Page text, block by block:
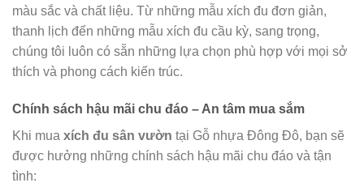
màu sắc và chất liệu. Từ những mẫu xích đu đơn giản,
thanh lịch đến những mẫu xích đu cầu kỳ, sang trọng,
chúng tôi luôn có sẵn những lựa chọn phù hợp với mọi sở
thích và phong cách kiến trúc.
Chính sách hậu mãi chu đáo – An tâm mua sắm
Khi mua xích đu sân vườn tại Gỗ nhựa Đông Đô, bạn sẽ
được hưởng những chính sách hậu mãi chu đáo và tận
tình: